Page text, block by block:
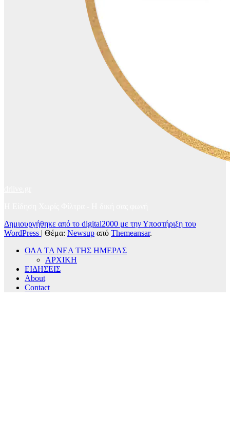
Δημιουργήθηκε από το digital2000 με την Υποστήριξη του
WordPress | Θέμα: Newsup από Themeansar.
ΟΛΑ ΤΑ ΝΕΑ ΤΗΣ ΗΜΕΡΑΣ
ΑΡΧΙΚΗ
ΕΙΔΗΣΕΙΣ
About
Contact